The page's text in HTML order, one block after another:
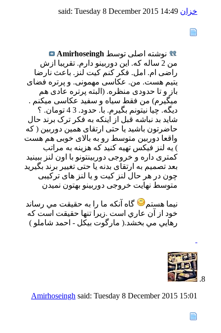
خزان Tuesday 8 December 2015 14:49
نوشته اصلی توسط Amirhoseingh
من 2 ساله که. این دوربینو دارم. تقریبا ازش
راضی ام. امل. فکر کنم کیت لنز. باعث نارضا
یتیم هست. من. عکاسی مهمونی. و پرتره فضای
باز و تا حدودی منظره. (البته پرتره عادی هم
میگیرم) من فقط سیاه و سفید عکاسی میکنم .
دیگه. چیا نیتونم بگیرم. با. حدود. 3 4 تومان. ؟
شاید بد نباشه قبل از اینکه به فکر ترک برند حال
حاضرتون باشید یا حتی ارتقای همین دوربین ( که
واقعا دوربین متوسط رو به بالای خوبی هم هست
) یه لنز فیکس تهیه کنید که هزینه به مراتب
کمتری داره و خروجی دوربینتونو با اون لنز ببینید
بعد تصمیم به ارتقای بدنه یا حتی تغییر برند بگیرید
چون در هر حال لنز کیت و یا لنز های ترکیبی
متوسط نهایت خروجی دوربینو بهتون نمیدن
نیما هستم
گاه آنكه ما را به حقيقت مي رساند
خود از آن عاري است .زيرا تنها حقيقت است كه
رهايي مي بخشد.( مارگوت بیکل - احمد شاملو )
Amirhoseingh said: Tuesday 8 December 2015 15:01